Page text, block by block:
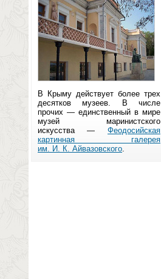
В Крыму действует более трех
десятков музеев. В числе
прочих — единственный в мире
музей маринистского
искусства — Феодосийская
картинная галерея
им. И. К. Айвазовского.